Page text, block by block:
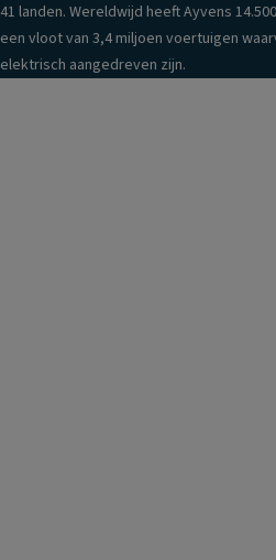
41 landen. Wereldwijd heeft Ayvens
een vloot van 3,4 miljoen voertuigen
elektrisch aangedreven zijn.